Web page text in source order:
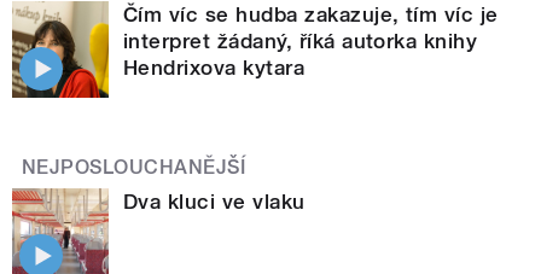
Čím víc se hudba zakazuje, tím víc je
interpret žádaný, říká autorka knihy
Hendrixova kytara
NEJPOSLOUCHANĚJŠÍ
Dva kluci ve vlaku